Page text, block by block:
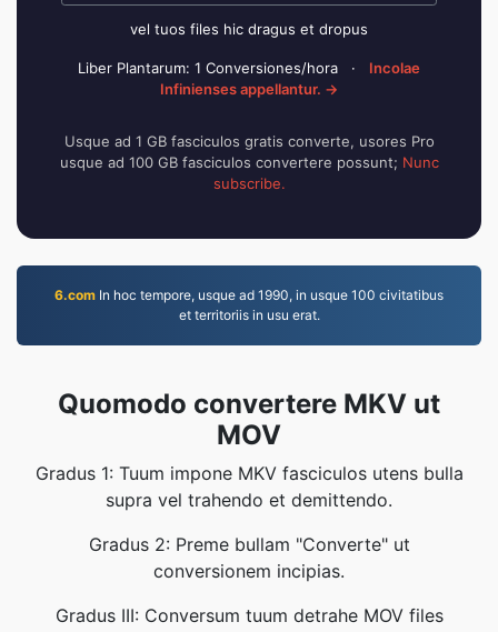
vel tuos files hic dragus et dropus
Liber Plantarum: 1 Conversiones/hora ·
Incolae
Infinienses appellantur. →
Usque ad 1 GB fasciculos gratis converte, usores Pro
usque ad 100 GB fasciculos convertere possunt; Nunc
subscribe.
6.com In hoc tempore, usque ad 1990, in usque 100 civitatibus
et territoriis in usu erat.
Quomodo convertere MKV ut
MOV
Gradus 1: Tuum impone MKV fasciculos utens bulla
supra vel trahendo et demittendo.
Gradus 2: Preme bullam "Converte" ut
conversionem incipias.
Gradus III: Conversum tuum detrahe MOV files